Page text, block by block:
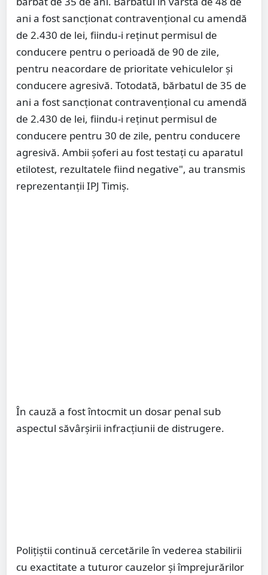
ani a fost sancționat contravențional cu amendă
de 2.430 de lei, fiindu-i reținut permisul de
conducere pentru o perioadă de 90 de zile,
pentru neacordare de prioritate vehiculelor și
conducere agresivă. Totodată, bărbatul de 35 de
ani a fost sancționat contravențional cu amendă
de 2.430 de lei, fiindu-i reținut permisul de
conducere pentru 30 de zile, pentru conducere
agresivă. Ambii șoferi au fost testați cu aparatul
etilotest, rezultatele fiind negative", au transmis
reprezentanţii IPJ Timiş.
În cauză a fost întocmit un dosar penal sub
aspectul săvârșirii infracțiunii de distrugere.
Poliţiştii continuă cercetările în vederea stabilirii
cu exactitate a tuturor cauzelor și împrejurărilor